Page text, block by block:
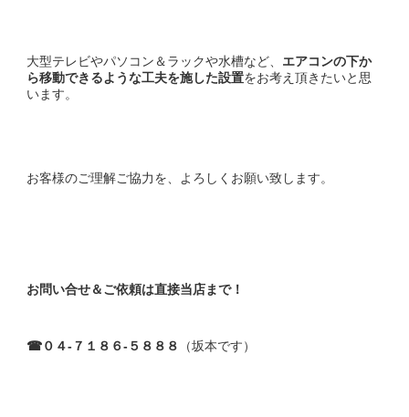
大型テレビやパソコン＆ラックや水槽など、 エアコンの下か
ら移動できるような工夫を施した設置をお考え頂きたいと思
います。
お客様のご理解ご協力を、よろしくお願い致します。
お問い合せ＆ご依頼は直接当店まで！
☎０４-７１８６-５８８８ （坂本です）